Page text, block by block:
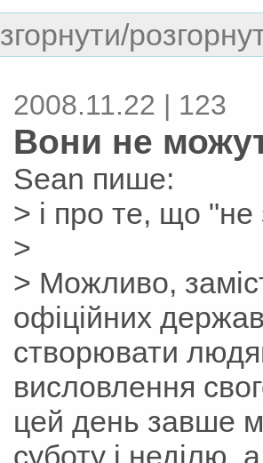
згорнути/
2008.11.22 | 123
Вони не
Sean пише:
> і про те, що
>
> Можливо,
офіційних
створювати
висловлення
цей день завше
суботу і неділю,